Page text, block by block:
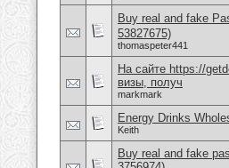
Buy real and fake
53827675)
thomaspeter441
На сайте https://
визы, получ
markmark
Energy Drinks
Keith
Buy real and fake